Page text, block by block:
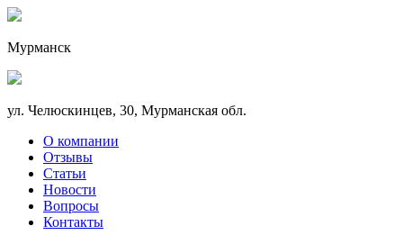
Мурманск
ул. Челюскинцев, 30, Мурманская обл.
О компании
Отзывы
Статьи
Новости
Вопросы
Контакты